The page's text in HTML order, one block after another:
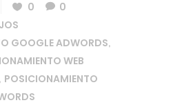
0
0
GOOGLE ADWORDS,
WEB
, POSICIONAMIENTO